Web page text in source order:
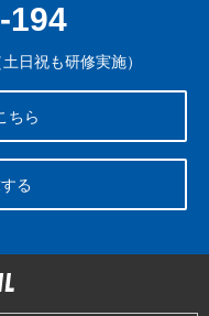
194
日祝も研修実施）
ちら
る